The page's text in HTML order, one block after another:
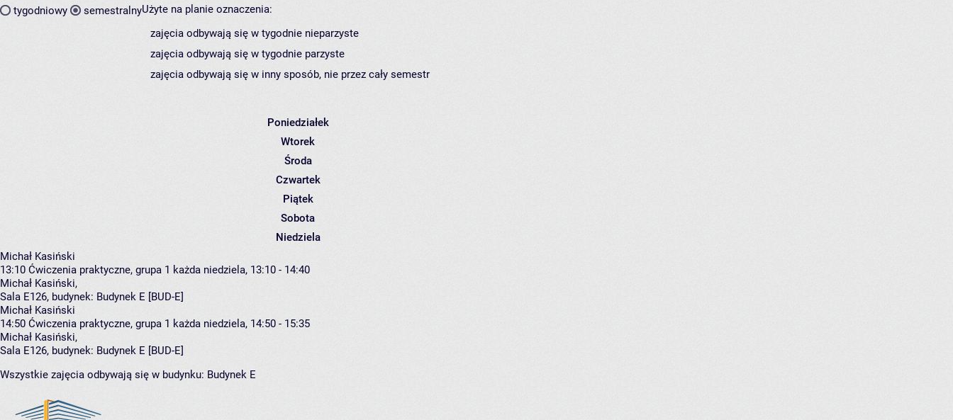
tygodniowy semestralnyUżyte na planie oznaczenia:
zajęcia odbywają się w tygodnie nieparzyste
zajęcia odbywają się w tygodnie parzyste
zajęcia odbywają się w inny sposób, nie przez cały semestr
Poniedziałek
Wtorek
Środa
Czwartek
Piątek
Sobota
Niedziela
Michał Kasiński
13:10 Ćwiczenia praktyczne, grupa 1 każda niedziela, 13:10 - 14:40
Michał Kasiński,
Sala E126, budynek: Budynek E [BUD-E]
Michał Kasiński
14:50 Ćwiczenia praktyczne, grupa 1 każda niedziela, 14:50 - 15:35
Michał Kasiński,
Sala E126, budynek: Budynek E [BUD-E]
Wszystkie zajęcia odbywają się w budynku: Budynek E